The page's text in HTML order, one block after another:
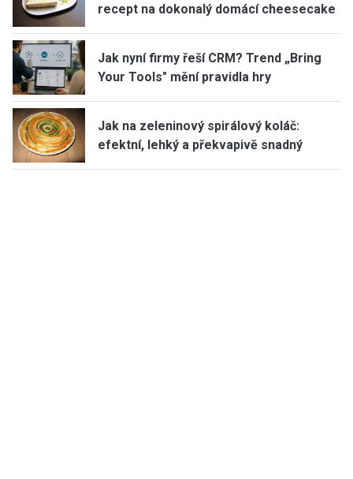
recept na dokonalý domácí cheesecake
Jak nyní firmy řeší CRM? Trend „Bring
Your Tools" mění pravidla hry
Jak na zeleninový spirálový koláč:
efektní, lehký a překvapivě snadný